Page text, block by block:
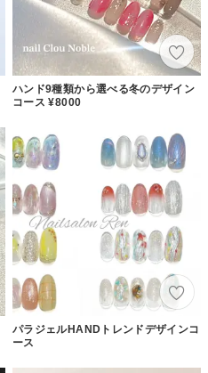
ハンド9種類から選べる冬のデザイン
コース ¥8000
パラジェルHANDトレンドデザインコ
ース